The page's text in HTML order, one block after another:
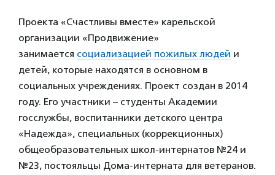
Проекта «Счастливы вместе» карельской
организации «Продвижение»
занимается социализацией пожилых людей и
детей, которые находятся в основном в
социальных учреждениях. Проект создан в 2014
году. Его участники – студенты Академии
госслужбы, воспитанники детского центра
«Надежда», специальных (коррекционных)
общеобразовательных школ-интернатов №24 и
№23, постояльцы Дома-интерната для ветеранов.